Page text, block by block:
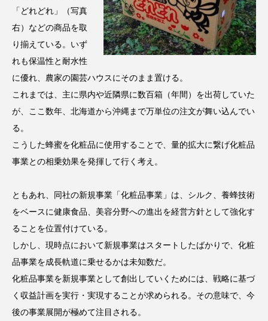
スキンケア スキンケア 習慣
スキンケアルーティン ストレス スパ
スマートウォッチ スマートパッチ
セーフプレイス セラミド
ソーシャルウェルネス ソーシャルコマース
デジタルデトックス デトックス
ドライヤー 温度 髪 ダメージ ナイアシンアミド
ナイトプロテイン ナイトルーティン 金木犀
パーソナライズ
「どれどれ」（写真
右）などの商品を取
り揃えている。いず
れも保温性と耐水性
に優れ、農家の園芸ハウスにそのまま置ける。
これまでは、主に県内や近隣県に数百箱（年間）を出荷していた
が、ここ数年、北海道から沖縄まで万単位の注文が舞い込んでい
る。
こうした蜂蜜を化粧品に使用することで、量的拡大に繋げ化粧品
事業との相乗効果を発揮して行く考え。
ともあれ、同社の新規事業「化粧品事業」は、シルク、養蜂技術
をベースに健康食品、美容分野への進出を経営方針として強化す
ることを位置付けている。
しかし、現時点において新規事業はスタートしたばかりで、化粧
品事業を成長軌道に乗せるかは未知数だ。
化粧品事業を新規事業として創出していくためには、戦略に基づ
く収益計画を実行・実現することが求められる。その意味で、今
後の事業展開が極めて注目される。